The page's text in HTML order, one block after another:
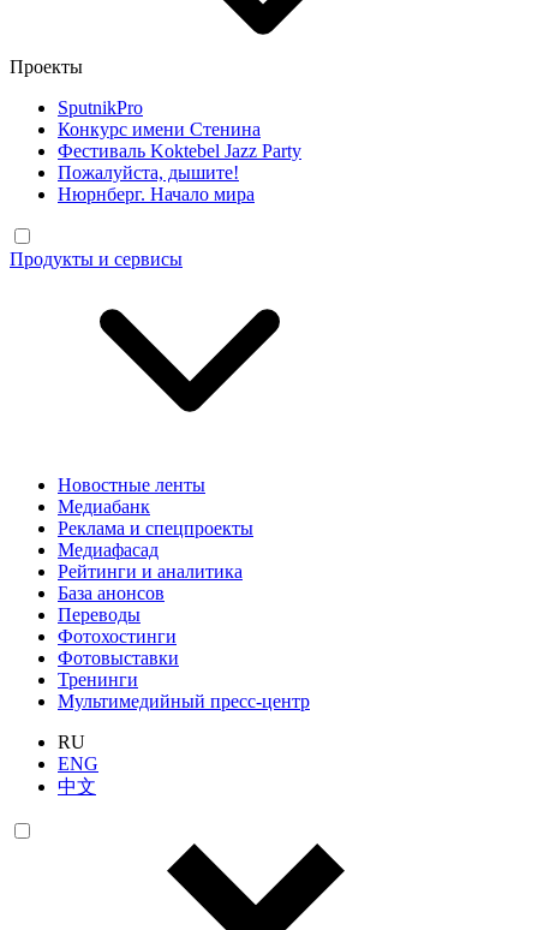
Проекты
SputnikPro
Конкурс имени Стенина
Фестиваль Koktebel Jazz Party
Пожалуйста, дышите!
Нюрнберг. Начало мира
Продукты и сервисы
Новостные ленты
Медиабанк
Реклама и спецпроекты
Медиафасад
Рейтинги и аналитика
База анонсов
Переводы
Фотохостинги
Фотовыставки
Тренинги
Мультимедийный пресс-центр
RU
ENG
中文